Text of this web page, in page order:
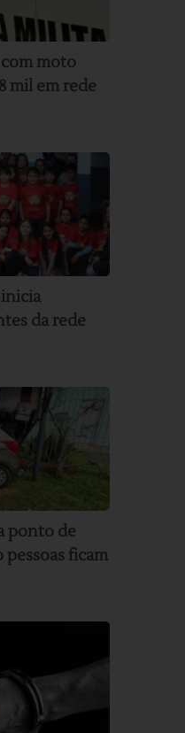
moto
mil em rede
da rede
ponto de
ficam